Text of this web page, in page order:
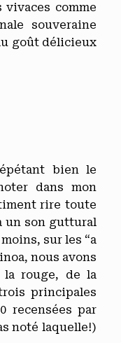
comme
souveraine
goût délicieux
bien le
dans mon
rire toute
un son guttural
sur les “a
nous avons
rouge, de la
principales
recensées par
noté laquelle!)